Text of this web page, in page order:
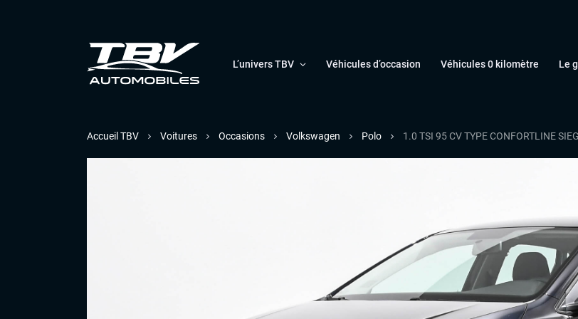
L’univers TBV Véhicules d’occasion Véhicules 0 kilomètre Le
Accueil TBV Voitures Occasions Volkswagen Polo 1.0 TSI 95 CV TYPE CONFORTLINE